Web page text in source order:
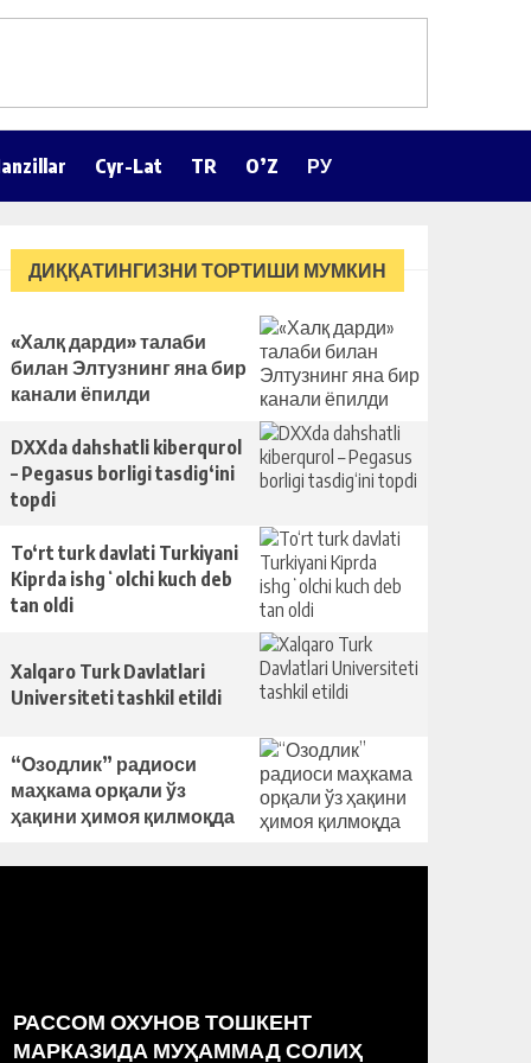
Cyr-Lat TR O’Z РУ
ДИҚҚАТИНГИЗНИ ТОРТИШИ МУМКИН
«Халқ дарди» талаби
билан Элтузнинг яна бир
канали ёпилди
DXXda dahshatli kiberqurol
– Pegasus borligi tasdig‘ini
topdi
To‘rt turk davlati Turkiyani
Kiprda ishgʻolchi kuch deb
tan oldi
Xalqaro Turk Davlatlari
Universiteti tashkil etildi
“Озодлик” радиоси
маҳкама орқали ўз
ҳақини ҳимоя қилмоқда
РАССОМ ОХУНОВ ТОШКЕНТ
МАРКАЗИДА МУҲАММАД СОЛИҲ